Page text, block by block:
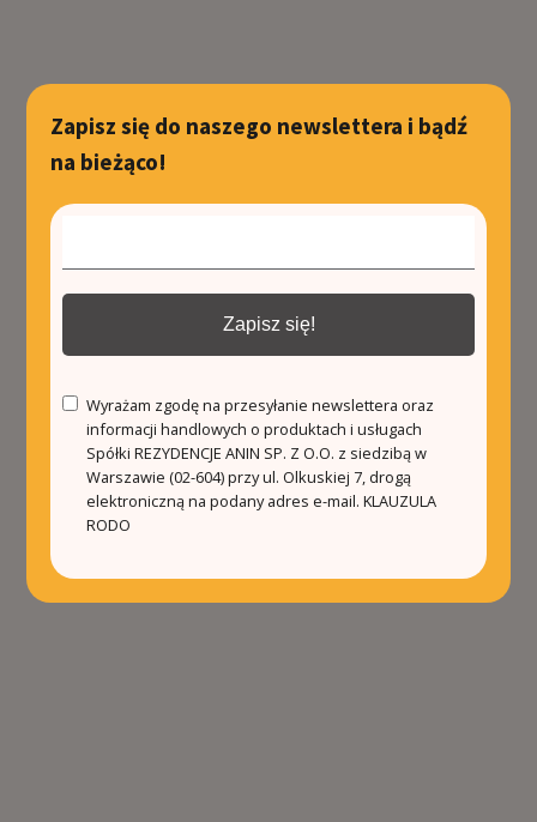
Zapisz się do naszego newslettera i bądź
na bieżąco!
Zapisz się!
Wyrażam zgodę na przesyłanie newslettera oraz
informacji handlowych o produktach i usługach
Spółki REZYDENCJE ANIN SP. Z O.O. z siedzibą w
Warszawie (02-604) przy ul. Olkuskiej 7, drogą
elektroniczną na podany adres e-mail.KLAUZULA
RODO